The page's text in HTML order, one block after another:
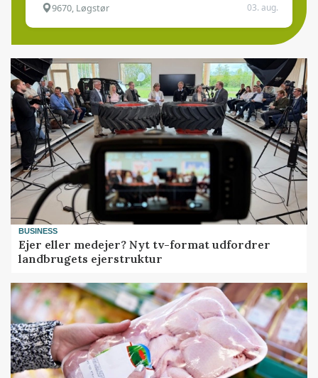
9670, Løgstør 03. aug.
BUSINESS
Ejer eller medejer? Nyt tv-format udfordrer
landbrugets ejerstruktur